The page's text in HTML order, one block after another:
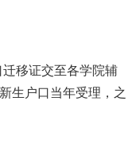
移证交至各学院辅
生户口当年受理，之